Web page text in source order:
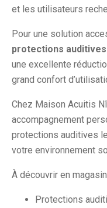
et les utilisateurs
Pour une solution
protections
une excellente
grand confort
Chez Maison Acuitis
accompagnement
protections auditives
votre environnement
À découvrir en
Protections